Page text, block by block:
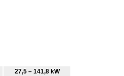
27,5 – 141,8 kW